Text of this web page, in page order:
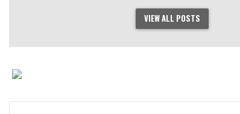
VIEW ALL POSTS